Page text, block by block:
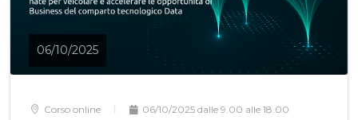
06/10/2025
Corso online 06/10/2025 dalle 9.00 alle 18.00